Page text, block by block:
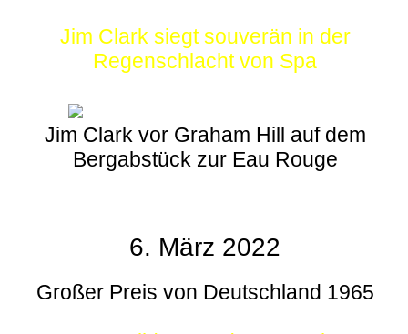
Jim Clark siegt souverän in der
Regenschlacht von Spa
Jim Clark vor Graham Hill auf dem
Bergabstück zur Eau Rouge
6. März 2022
Großer Preis von Deutschland 1965